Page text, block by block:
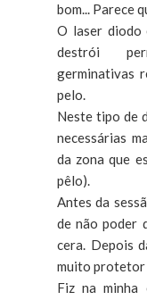
bom... Parece
O laser diodo
destrói
germinativas
pelo.
Neste tipo de
necessárias
da zona que
pêlo).
Antes da
de não poder
cera. Depois
muito protetor
Fiz na minha